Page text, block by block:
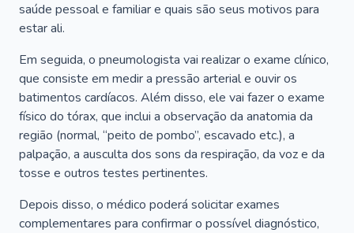
saúde pessoal e familiar e quais são seus motivos para
estar ali.
Em seguida, o pneumologista vai realizar o exame clínico,
que consiste em medir a pressão arterial e ouvir os
batimentos cardíacos. Além disso, ele vai fazer o exame
físico do tórax, que inclui a observação da anatomia da
região (normal, “peito de pombo”, escavado etc.), a
palpação, a ausculta dos sons da respiração, da voz e da
tosse e outros testes pertinentes.
Depois disso, o médico poderá solicitar exames
complementares para confirmar o possível diagnóstico,